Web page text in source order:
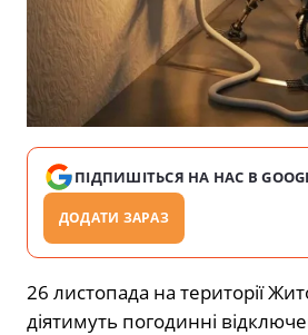
ПІДПИШІТЬСЯ НА НАС В
ДОДАТИ ЗАРАЗ
26 листопада на території
діятимуть погодинні